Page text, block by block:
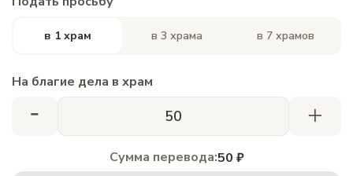
в 1 храм в 3 храма в 7 храмов
На благие дела в храм
- +
Сумма перевода:50 ₽